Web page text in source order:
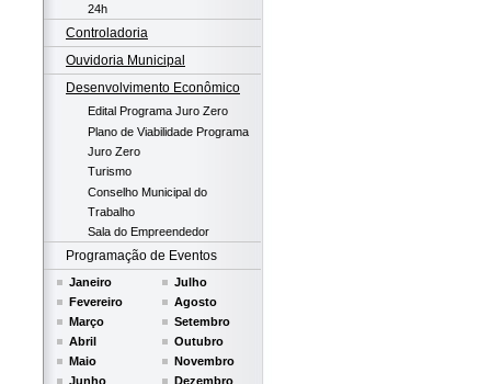
24h
Controladoria
Ouvidoria Municipal
Desenvolvimento Econômico
Edital Programa Juro Zero
Plano de Viabilidade Programa
Juro Zero
Turismo
Conselho Municipal do
Trabalho
Sala do Empreendedor
Programação de Eventos
Janeiro
Fevereiro
Março
Abril
Maio
Junho
Julho
Agosto
Setembro
Outubro
Novembro
Dezembro